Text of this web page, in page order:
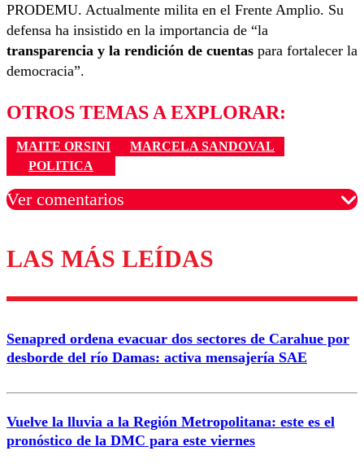
PRODEMU. Actualmente milita en el Frente Amplio. Su
defensa ha insistido en la importancia de “la
transparencia y la rendición de cuentas para fortalecer la
democracia”.
OTROS TEMAS A EXPLORAR:
MAITE ORSINI
MARCELA SANDOVAL
POLITICA
Ver comentarios
Los comentarios son moderados para garantizar un
diálogo respetuoso.
Correo
Enviar comentario
LAS MÁS LEÍDAS
Senapred ordena evacuar dos sectores de Carahue por
desborde del río Damas: activa mensajería SAE
Vuelve la lluvia a la Región Metropolitana: este es el
pronóstico de la DMC para este viernes